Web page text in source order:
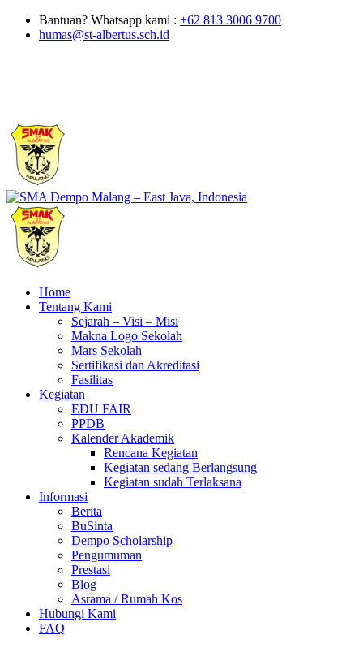
Bantuan? Whatsapp kami : +62 813 3006 9700
humas@st-albertus.sch.id
Home
Tentang Kami
Sejarah – Visi – Misi
Makna Logo Sekolah
Mars Sekolah
Sertifikasi dan Akreditasi
Fasilitas
Kegiatan
EDU FAIR
PPDB
Kalender Akademik
Rencana Kegiatan
Kegiatan sedang Berlangsung
Kegiatan sudah Terlaksana
Informasi
Berita
BuSinta
Dempo Scholarship
Pengumuman
Prestasi
Blog
Asrama / Rumah Kos
Hubungi Kami
FAQ